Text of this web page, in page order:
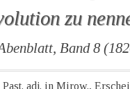
zu
Band 8
adj. in Mirow.,